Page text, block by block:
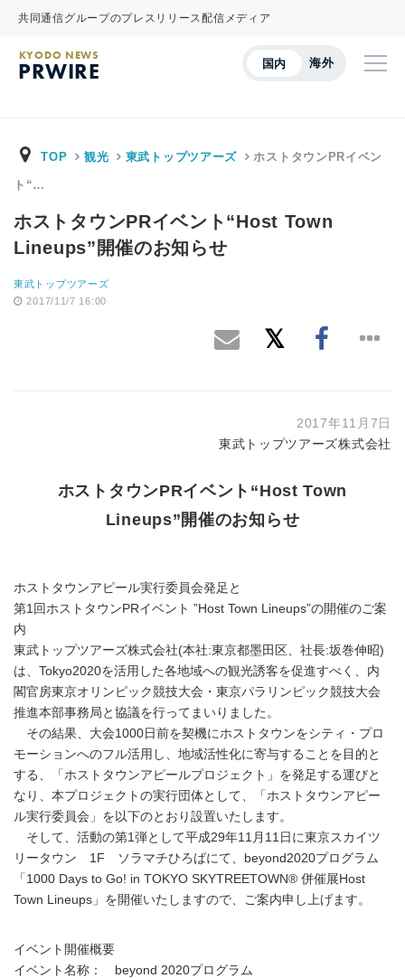
共同通信グループのプレスリリース配信メディア
国内 海外
KYODO NEWS
PRWIRE
TOP 観光 東武トップツアーズ ホストタウンPRイベン
ト“…
ホストタウンPRイベント“Host Town
Lineups”開催のお知らせ
東武トップツアーズ
2017/11/7 16:00
2017年11月7日
東武トップツアーズ株式会社
ホストタウンPRイベント“Host Town
Lineups”開催のお知らせ
ホストタウンアピール実行委員会発足と
第1回ホストタウンPRイベント ”Host Town Lineups”の開催のご案
内
東武トップツアーズ株式会社(本社:東京都墨田区、社長:坂巻伸昭)
は、Tokyo2020を活用した各地域への観光誘客を促進すべく、内
閣官房東京オリンピック競技大会・東京パラリンピック競技大会
推進本部事務局と協議を行ってまいりました。
その結果、大会1000日前を契機にホストタウンをシティ・プロ
モーションへのフル活用し、地域活性化に寄与することを目的と
する、「ホストタウンアピールプロジェクト」を発足する運びと
なり、本プロジェクトの実行団体として、「ホストタウンアピー
ル実行委員会」を以下のとおり設置いたします。
そして、活動の第1弾として平成29年11月11日に東京スカイツ
リータウン 1F ソラマチひろばにて、beyond2020プログラム
「1000 Days to Go! in TOKYO SKYTREETOWN® 併催展Host
Town Lineups」を開催いたしますので、ご案内申し上げます。
イベント開催概要
イベント名称： beyond 2020プログラム